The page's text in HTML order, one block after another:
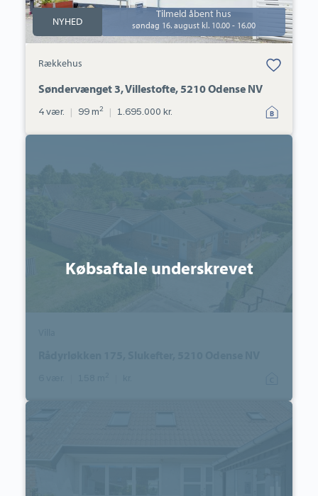
NYHED
Tilmeld åbent hus
søndag 16. august kl. 10.00 - 16.00
Rækkehus
Bolig er gemt
under dine
Søndervænget 3, Villestofte, 5210 Odense NV
4 vær. | 99 m2 | 1.695.000 kr.
Købsaftale underskrevet